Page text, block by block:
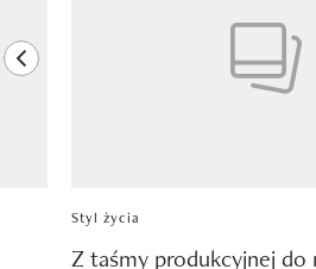
previous element
Styl życia
Z taśmy produkcyjnej do